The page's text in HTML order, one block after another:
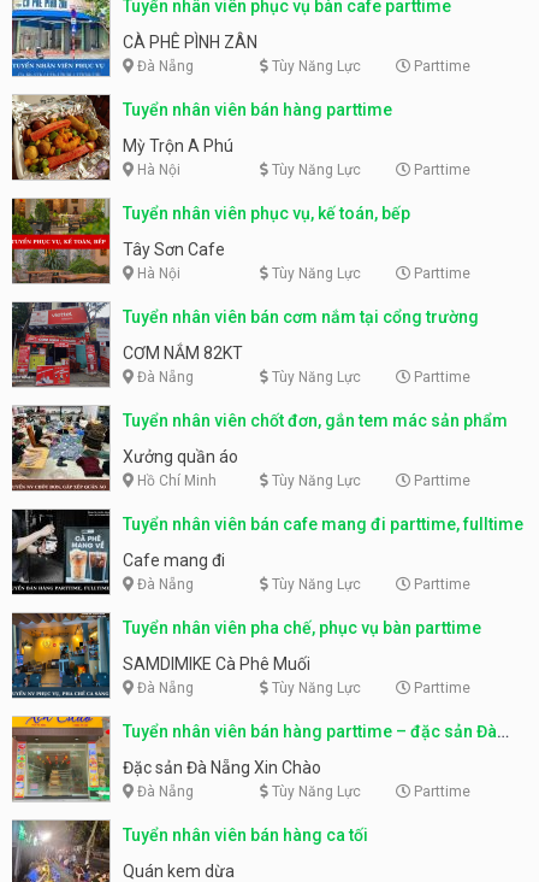
Tuyển nhân viên phục vụ bàn cafe parttime
CÀ PHÊ PÌNH ZÂN
Đà Nẵng Tùy Năng Lực Parttime
Tuyển nhân viên bán hàng parttime
Mỳ Trộn A Phú
Hà Nội Tùy Năng Lực Parttime
Tuyển nhân viên phục vụ, kế toán, bếp
Tây Sơn Cafe
Hà Nội Tùy Năng Lực Parttime
Tuyển nhân viên bán cơm nắm tại cổng trường
CƠM NẮM 82KT
Đà Nẵng Tùy Năng Lực Parttime
Tuyển nhân viên chốt đơn, gắn tem mác sản phẩm
Xưởng quần áo
Hồ Chí Minh Tùy Năng Lực Parttime
Tuyển nhân viên bán cafe mang đi parttime, fulltime
Cafe mang đi
Đà Nẵng Tùy Năng Lực Parttime
Tuyển nhân viên pha chế, phục vụ bàn parttime
SAMDIMIKE Cà Phê Muối
Đà Nẵng Tùy Năng Lực Parttime
Tuyển nhân viên bán hàng parttime – đặc sản Đà
Nẵng
Đặc sản Đà Nẵng Xin Chào
Đà Nẵng Tùy Năng Lực Parttime
Tuyển nhân viên bán hàng ca tối
Quán kem dừa